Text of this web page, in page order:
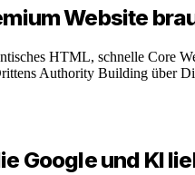
Website
HTML, schnelle Core
Authority Building über
Google und KI